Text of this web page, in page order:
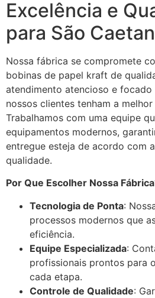
Excelência e
para São
Nossa fábrica se compromete
bobinas de papel kraft de
atendimento atencioso e focado
nossos clientes tenham a
Trabalhamos com uma equipe
equipamentos modernos,
entregue esteja de acordo com
qualidade.
Por Que Escolher Nossa
Tecnologia de Ponta:
processos modernos que
eficiência.
Equipe Especializada:
profissionais prontos para
cada etapa.
Controle de Qualidade: